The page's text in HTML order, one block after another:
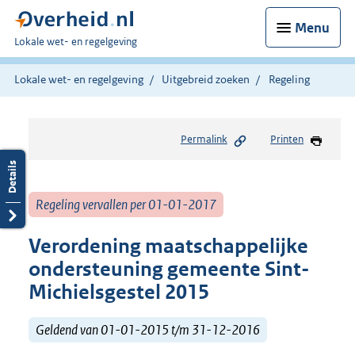
Menu
U
bent
hier:
Lokale wet- en regelgeving
Lokale wet- en regelgeving Uitgebreid zoeken Regeling
Permalink Printen
Regeling vervallen per 01-01-2017
Verordening maatschappelijke
ondersteuning gemeente Sint-
Michielsgestel 2015
Geldend van 01-01-2015 t/m 31-12-2016